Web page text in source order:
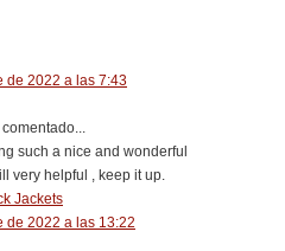
de 2022 a las 7:43
comentado...
such a nice and wonderful
very helpful , keep it up.
Jackets
de 2022 a las 13:22